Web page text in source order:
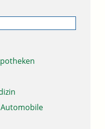
Automobile